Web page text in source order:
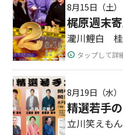
8月15日（土）
梶原週末
瀧川鯉白
タップして詳
8月19日（水）
精選若手
立川笑えも